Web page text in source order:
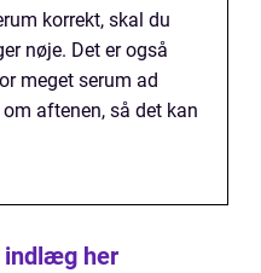
korrekt, skal du
nøje. Det er også
meget serum ad
aftenen, så det kan
her